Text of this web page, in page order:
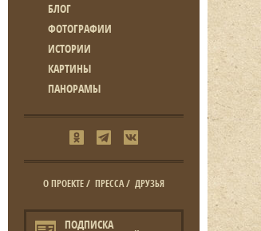
БЛОГ
ФОТОГРАФИИ
ИСТОРИИ
КАРТИНЫ
ПАНОРАМЫ
О ПРОЕКТЕ/ ПРЕССА/ ДРУЗЬЯ
ПОДПИСКА